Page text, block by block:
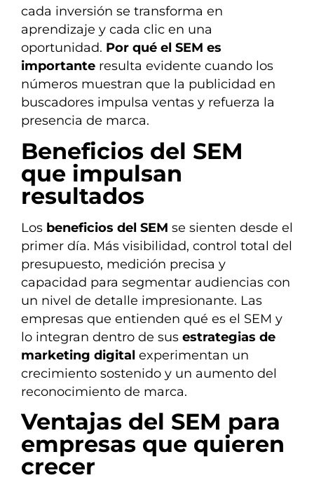
cada inversión se transforma en
aprendizaje y cada clic en una
oportunidad. Por qué el SEM es
importante resulta evidente cuando los
números muestran que la publicidad en
buscadores impulsa ventas y refuerza la
presencia de marca.
Beneficios del SEM
que impulsan
resultados
Los beneficios del SEM se sienten desde el
primer día. Más visibilidad, control total del
presupuesto, medición precisa y
capacidad para segmentar audiencias con
un nivel de detalle impresionante. Las
empresas que entienden qué es el SEM y
lo integran dentro de sus estrategias de
marketing digital experimentan un
crecimiento sostenido y un aumento del
reconocimiento de marca.
Ventajas del SEM para
empresas que quieren
crecer